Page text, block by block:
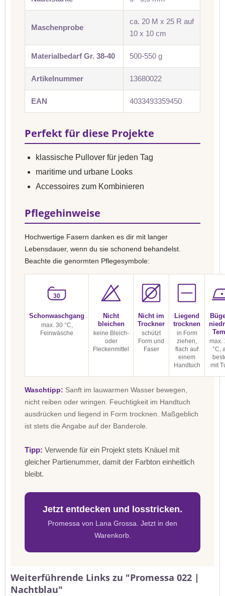
Maschenprobe
ca. 20 M x 25 R auf
10 x 10 cm
Materialbedarf Gr. 38-40 500-550 g
Artikelnummer 13680022
EAN 4033493359450
Perfekt für diese Projekte
klassische Pullover für jeden Tag
maritime und urbane Looks
Accessoires zum Kombinieren
Pflegehinweise
Hochwertige Fasern danken es dir mit langer
Lebensdauer, wenn du sie schonend behandelst.
Beachte die genormten Pflegesymbole:
30
Schonwaschgang
max. 30 °C,
Feinwäsche
Nicht
bleichen
keine Bleich-
oder
Fleckenmittel
Nicht im
Trockner
schützt
Form und
Faser
Liegend
trocknen
in Form
ziehen,
flach auf
einem
Handtuch
max.
°C,
mit
Waschtipp: Sanft im lauwarmen Wasser bewegen,
nicht reiben oder wringen. Feuchtigkeit im Handtuch
ausdrücken und liegend in Form trocknen. Maßgeblich
ist stets die Angabe auf der Banderole.
Tipp: Verwende für ein Projekt stets Knäuel mit
gleicher Partienummer, damit der Farbton einheitlich
bleibt.
Jetzt entdecken und losstricken.
Promessa von Lana Grossa. Jetzt in den
Warenkorb.
Weiterführende Links zu "Promessa 022 |
Nachtblau"